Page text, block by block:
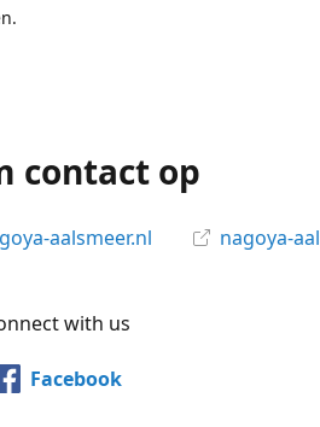
contact op
aalsmeer.nl nagoya-
with us
Facebook